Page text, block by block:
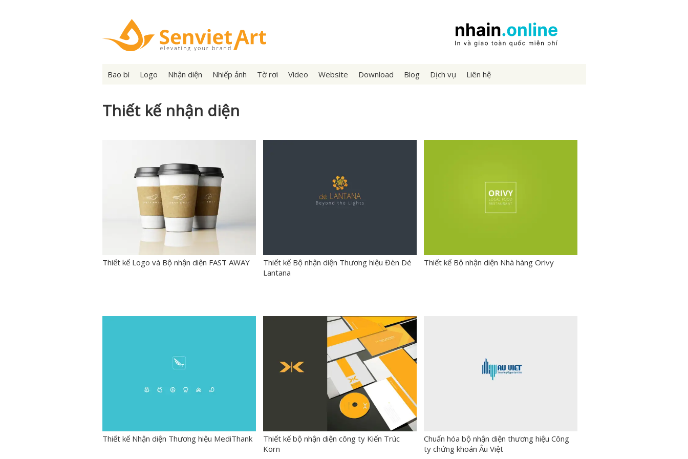
Bao bì Logo Nhận diện Nhiếp ảnh Tờ rơi Video Website Download Blog Dịch vụ Liên hệ
Thiết kế nhận diện
Thiết kế Logo và Bộ nhận diện FAST AWAY
Thiết kế Bộ nhận diện Thương hiệu Đèn Dé
Lantana
Thiết kế Bộ nhận diện Nhà hàng Orivy
Thiết kế Nhận diện Thương hiệu MediThank
Thiết kế bộ nhận diện công ty Kiến Trúc
Korn
Chuẩn hóa bộ nhận diện thương hiệu Công
ty chứng khoán Âu Việt